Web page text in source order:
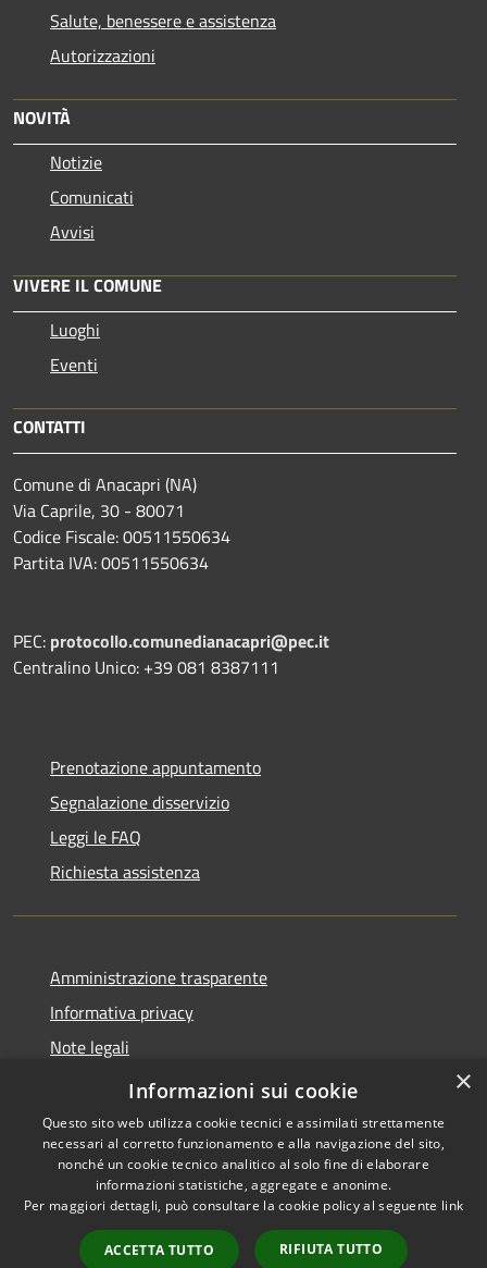
Salute, benessere e assistenza
Autorizzazioni
NOVITÀ
Notizie
Comunicati
Avvisi
VIVERE IL COMUNE
Luoghi
Eventi
CONTATTI
Comune di Anacapri (NA)
Via Caprile, 30 - 80071
Codice Fiscale: 00511550634
Partita IVA: 00511550634
PEC: protocollo.comunedianacapri@pec.it
Centralino Unico: +39 081 8387111
Prenotazione appuntamento
Segnalazione disservizio
Leggi le FAQ
Richiesta assistenza
Amministrazione trasparente
Informativa privacy
Note legali
Dichiarazione di accessibilità
Accessibilità
Copyright © 2026 • Comune di
Anacapri • Powered by
Municipium•
Accesso
×
Informazioni sui cookie
Questo sito web utilizza cookie tecnici e assimilati strettamente
necessari al corretto funzionamento e alla navigazione del sito,
nonché un cookie tecnico analitico al solo fine di elaborare
informazioni statistiche, aggregate e anonime.
Per maggiori dettagli, può consultare la cookie policy al seguente link
ACCETTA TUTTO RIFIUTA TUTTO